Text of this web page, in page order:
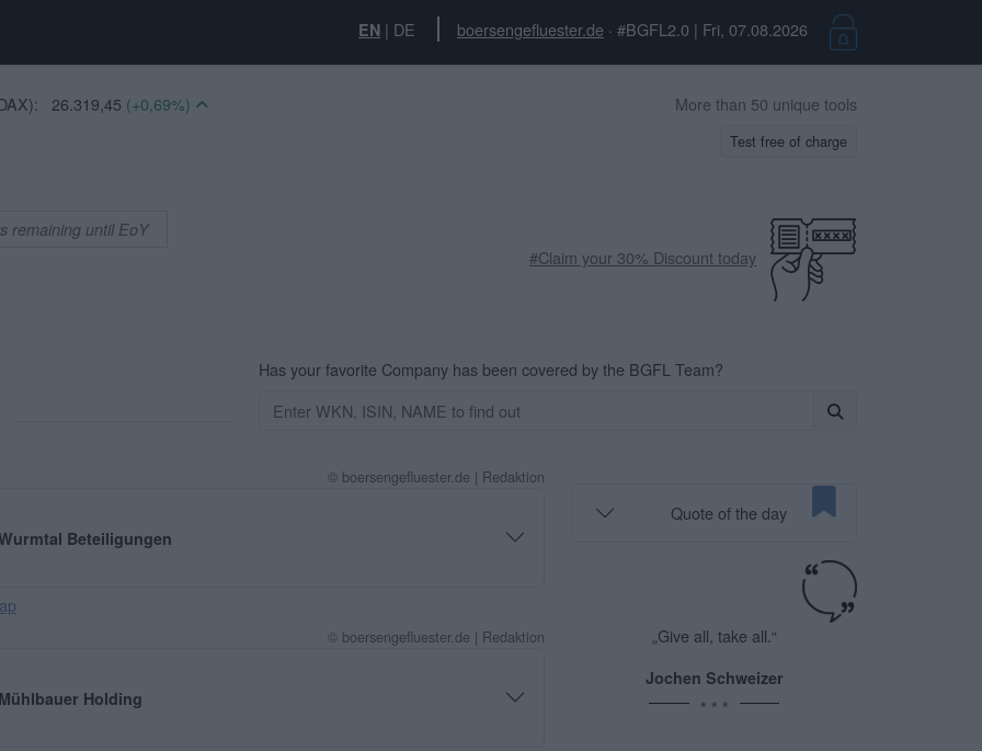
EN | DE boersengefluester.de · #BGFL2.0 | Fri, 07.08.2026
26.319,45 (+0,69%)
(-0,07%)
More than 50 unique tools
Test free of charge
remaining until EoY
#Claim your 30% Discount today
Has your favorite Company has been covered by the BGFL Team?
© boersengefluester.de | Redaktion
Beteiligungen
© boersengefluester.de | Redaktion
Holding
Quote of the day
„Give all, take all.“
Jochen Schweizer
* * *